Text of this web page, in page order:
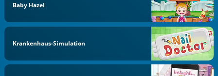
Baby Hazel
Krankenhaus-Simulation